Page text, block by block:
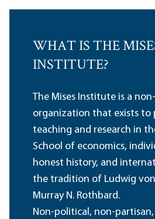
WHAT IS THE
INSTITUTE?
The Mises Institute is a
organization that exists to
teaching and research in
School of economics,
honest history, and
the tradition of Ludwig von
Murray N. Rothbard.
Non-political, non-